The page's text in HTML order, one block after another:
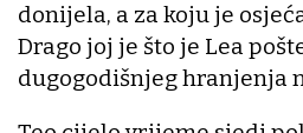
donijela, a za koju je
Drago joj je što je Lea
dugogodišnjeg hranjenja